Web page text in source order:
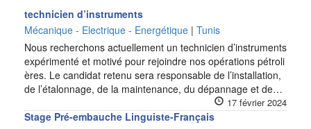
technicien d’instruments
Mécanique - Electrique - Energétique | Tunis
Nous recherchons actuellement un technicien d’instruments
expérimenté et motivé pour rejoindre nos opérations pétroli
ères. Le candidat retenu sera responsable de l’installation,
de l’étalonnage, de la maintenance, du dépannage et de…
17 février 2024
Stage Pré-embauche Linguiste-Français